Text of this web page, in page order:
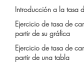
Introducción a la tasa
Ejercicio de tasa de
partir de su gráfica
Ejercicio de tasa de
partir de una tabla